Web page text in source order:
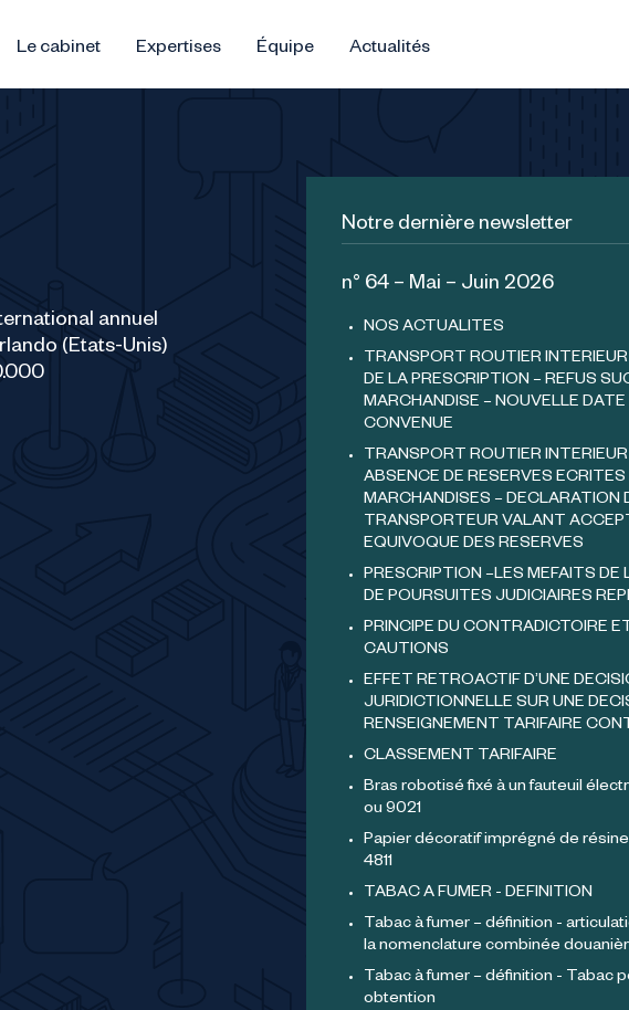
Le cabinet Expertises Équipe Actualités
annuel
(Etats-Unis)
Notre dernière newsletter
n° 64 – Mai – Juin 2026
NOS ACTUALITES
TRANSPORT ROUTIER
DE LA PRESCRIPTION – REFUS
MARCHANDISE – NOUVELLE DATE
CONVENUE
TRANSPORT ROUTIER
ABSENCE DE RESERVES
MARCHANDISES – DECLARATION
TRANSPORTEUR VALANT
EQUIVOQUE DES RESERVES
PRESCRIPTION –LES MEFAITS DE
DE POURSUITES JUDICIAIRES
PRINCIPE DU CONTRADICTOIRE
CAUTIONS
EFFET RETROACTIF D’UNE
JURIDICTIONNELLE SUR UNE
RENSEIGNEMENT TARIFAIRE
CLASSEMENT TARIFAIRE
Bras robotisé fixé à un fauteuil
ou 9021
Papier décoratif imprégné de résine
4811
TABAC A FUMER - DEFINITION
Tabac à fumer – définition -
la nomenclature combinée
Tabac à fumer – définition - Tabac
obtention